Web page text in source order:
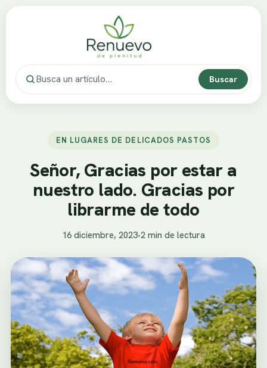
Buscar
EN LUGARES DE DELICADOS PASTOS
Señor, Gracias por estar a
nuestro lado. Gracias por
librarme de todo
16 diciembre, 2023•2 min de lectura